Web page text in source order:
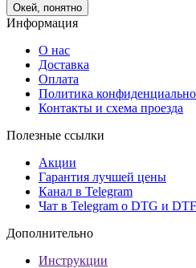
Окей, понятно
Информация
О нас
Доставка
Оплата
Политика
Контакты и схема проезда
Полезные ссылки
Акции
Гарантия лучшей цены
Канал в Telegram
Чат в Telegram о DTG и DTF
Дополнительно
Инструкции